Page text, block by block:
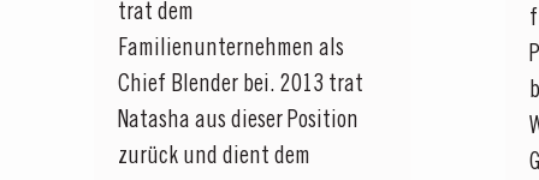
trat dem
Familienunternehmen als
Chief Blender bei. 2013 trat
Natasha aus dieser Position
zurück und dient dem